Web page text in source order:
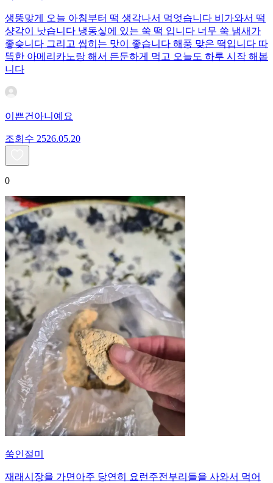
생뚱맞게 오늘 아침부터 떡 생각나서 먹엇습니다 비가와서 떡
샹각이 낫습니다 냉동싷에 있는 쑥 떡 입니다 너무 쑥 냄새가
좋슺니다 그리고 씹히는 맛이 좋습니다 해풍 맞은 떡입니다 따
뜩한 아메리카노랑 해서 든둔하게 먹고 오늘도 하루 시작 해봅
니다
이쁜건아니예요
조회수 2526.05.20
0
쑥인절미
재래시장을 가면아주 당연히 요런주전부리들을 사와서 먹어